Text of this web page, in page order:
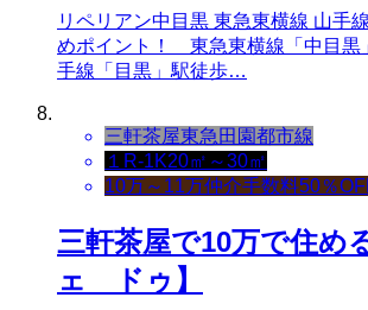
リペリアン中目黒 東急東横線 山手
めポイント！ 東急東横線「中目黒
手線「目黒」駅徒歩…
三軒茶屋東急田園都市線
１R-1K20㎡～30㎡
10万～11万仲介手数料50％
三軒茶屋で10万で住め
ェ ドゥ】